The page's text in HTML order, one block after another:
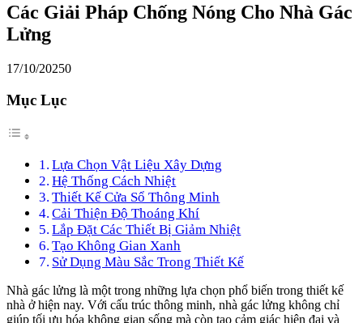
Các Giải Pháp Chống Nóng Cho Nhà Gác
Lửng
17/10/20250
Mục Lục
Lựa Chọn Vật Liệu Xây Dựng
Hệ Thống Cách Nhiệt
Thiết Kế Cửa Sổ Thông Minh
Cải Thiện Độ Thoáng Khí
Lắp Đặt Các Thiết Bị Giảm Nhiệt
Tạo Không Gian Xanh
Sử Dụng Màu Sắc Trong Thiết Kế
Nhà gác lửng là một trong những lựa chọn phổ biến trong thiết kế
nhà ở hiện nay. Với cấu trúc thông minh, nhà gác lửng không chỉ
giúp tối ưu hóa không gian sống mà còn tạo cảm giác hiện đại và